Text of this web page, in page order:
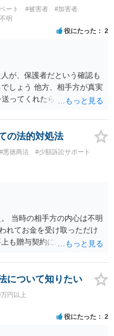
ート #被害者
#加害者
明
役にたった 2
が、保護者だという確認も
しょう 他方、相手方が真実
ってくれたら自慰行為など
って欲しい、などの要望を
マネーを送信してしまいま
の雰囲気の写真を交換して
と言われたので教えたりと
りとりは、青少年条例違反
の法的対処法
#悪徳商法
#少額訴訟サポート
当時の相手方の内心は不明
れてお金を受け取っただけ
も贈与契約に該当すると思
てください。 ご不安であれ
もしれません。 以上、ご参
について知りたい
円以上
役にたった 2